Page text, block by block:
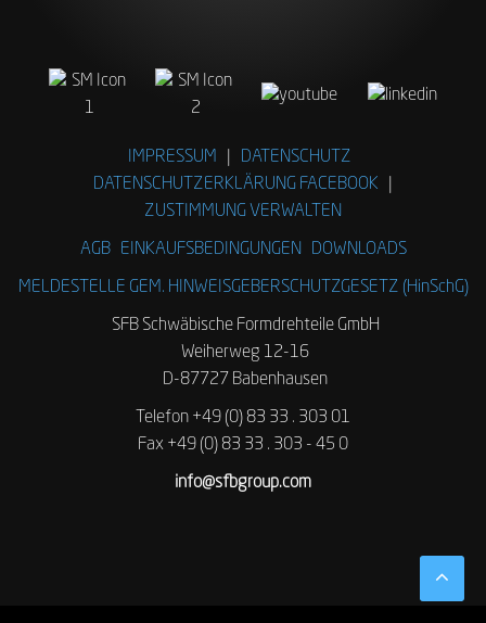
IMPRESSUM
DATENSCHUTZ
DATENSCHUTZERKLÄRUNG FACEBOOK
ZUSTIMMUNG VERWALTEN
AGB EINKAUFSBEDINGUNGEN DOWNLOADS
MELDESTELLE GEM. HINWEISGEBERSCHUTZGESETZ (HinSchG)
SFB Schwäbische Formdrehteile GmbH
Weiherweg 12-16
D-87727 Babenhausen
Telefon +49 (0) 83 33 . 303 01
Fax +49 (0) 83 33 . 303 - 45 0
info@sfbgroup.com